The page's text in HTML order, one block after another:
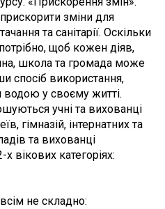
зміни для
та санітарії. Оскільки
щоб кожен діяв,
школа та громада може
спосіб використання,
водою у своєму житті.
учні та вихованці
гімназій, інтернатних та
та вихованці
вікових категоріях:
не складно: